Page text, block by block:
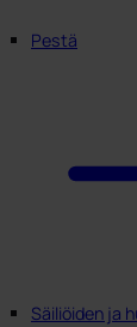
Pestä
Säiliöiden ja